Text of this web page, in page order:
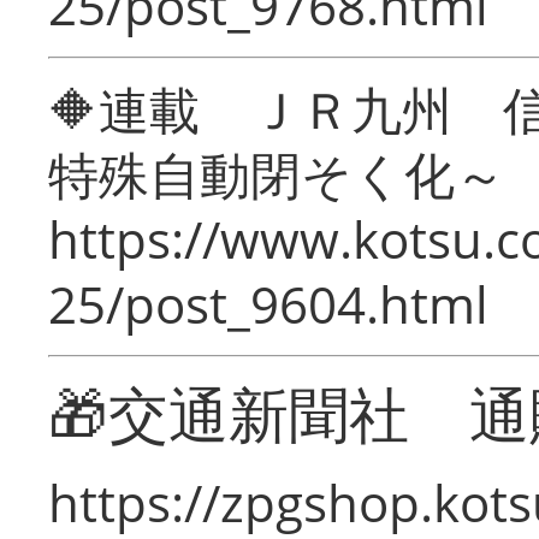
🔶連載 ＪＲ九州 信
特殊自動閉そく化～
https://
25/post_9604.html
🎁交通新聞社
https://